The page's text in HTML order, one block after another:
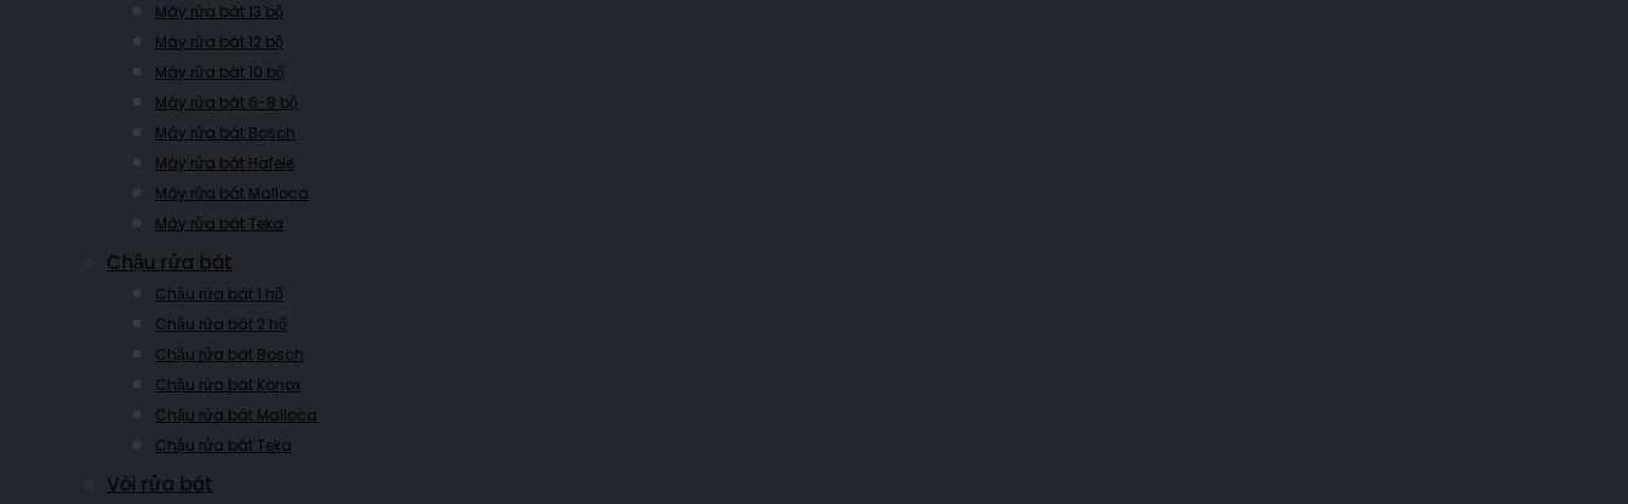
Máy rửa bát 13 bộ
Máy rửa bát 12 bộ
Máy rửa bát 10 bộ
Máy rửa bát 6-8 bộ
Máy rửa bát Bosch
Máy rửa bát Hafele
Máy rửa bát Malloca
Máy rửa bát Teka
Chậu rửa bát
Chậu rửa bát 1 hố
Chậu rửa bát 2 hố
Chậu rửa bát Bosch
Chậu rửa bát Konox
Chậu rửa bát Malloca
Chậu rửa bát Teka
Vòi rửa bát